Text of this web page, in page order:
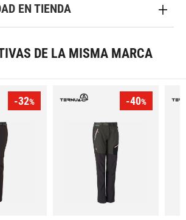
EN TIENDA
DE LA MISMA MARCA
-32% -40%